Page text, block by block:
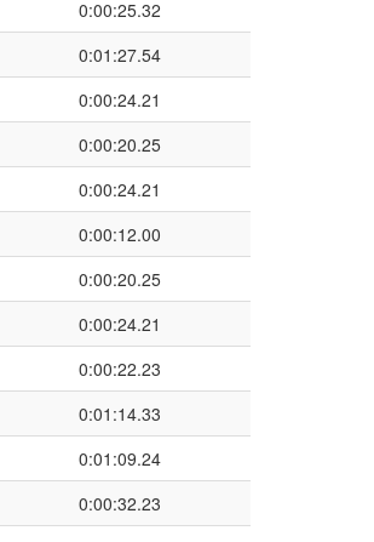
0:00:25.32
0:01:27.54
0:00:24.21
0:00:20.25
0:00:24.21
0:00:12.00
0:00:20.25
0:00:24.21
0:00:22.23
0:01:14.33
0:01:09.24
0:00:32.23